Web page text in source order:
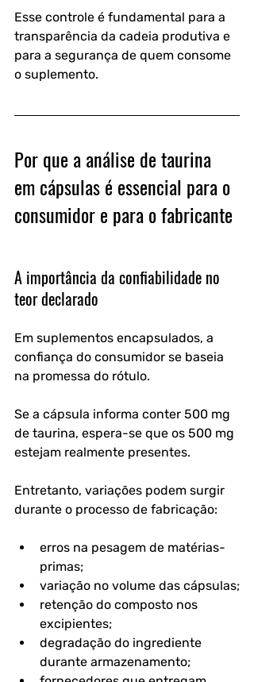
Esse controle é fundamental para a
transparência da cadeia produtiva e
para a segurança de quem consome
o suplemento.
Por que a análise de taurina
em cápsulas é essencial para o
consumidor e para o fabricante
A importância da confiabilidade no
teor declarado
Em suplementos encapsulados, a
confiança do consumidor se baseia
na promessa do rótulo.
Se a cápsula informa conter 500 mg
de taurina, espera-se que os 500 mg
estejam realmente presentes.
Entretanto, variações podem surgir
durante o processo de fabricação:
erros na pesagem de matérias-
primas;
variação no volume das cápsulas;
retenção do composto nos
excipientes;
degradação do ingrediente
durante armazenamento;